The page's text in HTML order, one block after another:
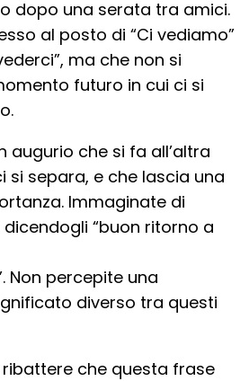
dopo una serata tra amici.
al posto di “Ci vediamo”
ma che non si
futuro in cui ci si
augurio che si fa all’altra
si separa, e che lascia una
Immaginate di
“buon ritorno a
Non percepite una
diverso tra questi
che questa frase